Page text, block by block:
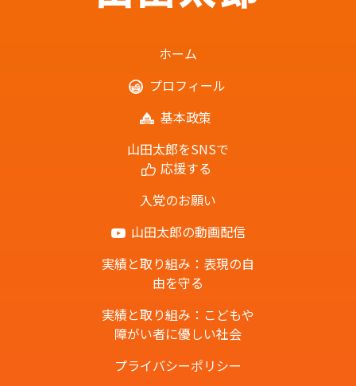
ホーム
プロフィール
基本政策
山田太郎をSNSで
応援する
入党のお願い
山田太郎の動画配信
実績と取り組み：表現の自
由を守る
実績と取り組み：こどもや
障がい者に優しい社会
プライバシーポリシー